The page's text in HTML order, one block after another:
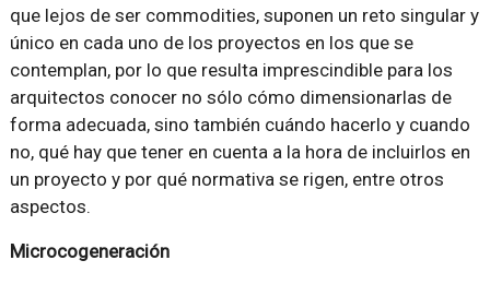
que lejos de ser commodities, suponen un reto singular y
único en cada uno de los proyectos en los que se
contemplan, por lo que resulta imprescindible para los
arquitectos conocer no sólo cómo dimensionarlas de
forma adecuada, sino también cuándo hacerlo y cuando
no, qué hay que tener en cuenta a la hora de incluirlos en
un proyecto y por qué normativa se rigen, entre otros
aspectos.
Microcogeneración